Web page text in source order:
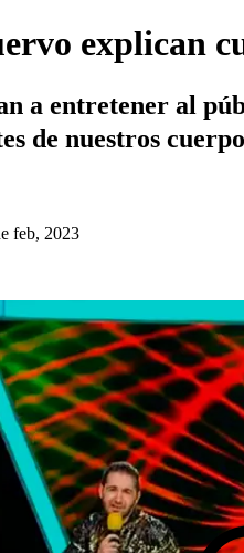
explican
a entretener al
de nuestros
feb, 2023